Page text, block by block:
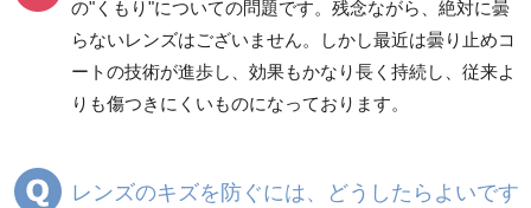
健康管理器具 季節商品 ウイルス対策用品
商品カテゴリ一覧
の"くもり"についての問題です。残念ながら、絶対に曇
らないレンズはございません。しかし最近は曇り止めコ
ートの技術が進歩し、効果もかなり長く持続し、従来よ
りも傷つきにくいものになっております。
レンズのキズを防ぐには、どうしたらよいです